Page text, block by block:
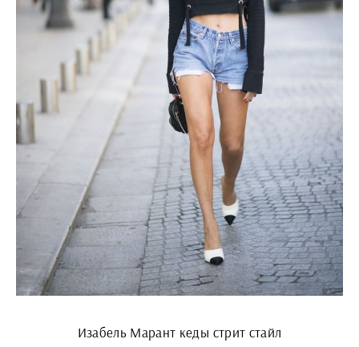
Изабель Марант кеды стрит стайл